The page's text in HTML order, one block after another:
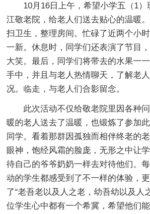
10月16日上午，希望小学五（1）
江敬老院，给老人们送去贴心的温暖
扫卫生，整理房间。忙碌了近两个小
一新。休息时，同学们还表演了节目
大笑。最后，同学们将带去的水果一
手中，并且与老人热情聊天，了解老
况。临走，与老人们合影留念。
此次活动不仅给敬老院里因各种
暖的老人送去了温暖，也锻炼了参加
同学。看着那群因孤独而相伴终老的
眼神，饱经风霜的脸庞，无形之中让
待自己的爷爷奶奶一样去对待他们。
动的学生都感受到了不一样的体验，
了“老吾老以及人之老，幼吾幼以及人
位学生心中都有一个希冀，希望他们